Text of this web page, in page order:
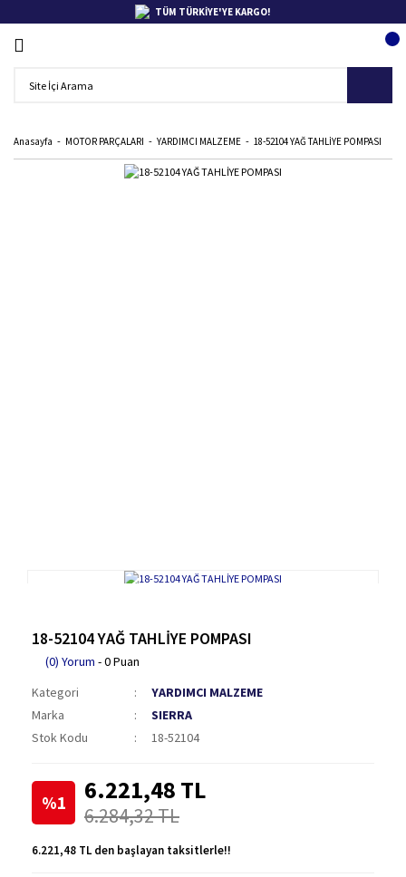
TÜM TÜRKİYE'YE KARGO!
Anasayfa MOTOR PARÇALARI YARDIMCI MALZEME 18-52104 YAĞ TAHLİYE POMPASI
18-52104 YAĞ TAHLİYE POMPASI
(0) Yorum - 0 Puan
Kategori
YARDIMCI MALZEME
Marka
SIERRA
Stok Kodu
18-52104
%1 6.221,48 TL
6.284,32 TL
6.221,48 TL den başlayan taksitlerle!!